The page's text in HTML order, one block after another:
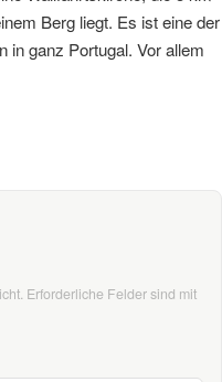
Berg liegt. Es ist eine der
in ganz Portugal. Vor allem
Erforderliche Felder sind mit